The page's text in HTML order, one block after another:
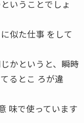
いうことでしょ
似た仕事 をして
かというと、瞬時
るとこ ろが違
味で使っています